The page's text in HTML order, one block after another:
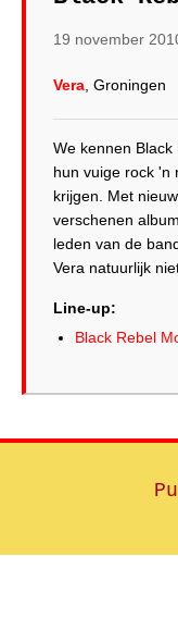
19 november
Vera , Groningen
We kennen
hun vuige rock 'n
krijgen. Met
verschenen
leden van de
Line-up:
Black Rebel